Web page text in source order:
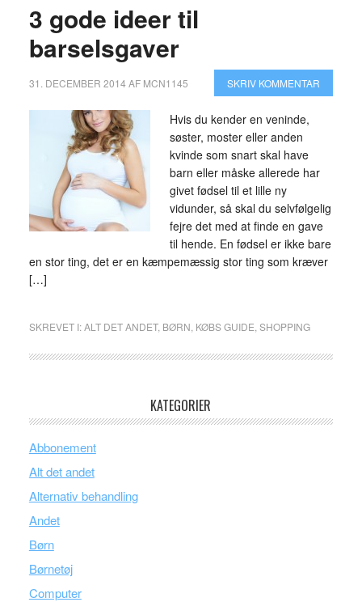
3 gode ideer til
barselsgaver
31. DECEMBER 2014 AF MCN1145 SKRIV KOMMENTAR
Hvis du kender en veninde,
søster, moster eller anden
kvinde som snart skal have
barn eller måske allerede har
givet fødsel til et lille ny
vidunder, så skal du selvfølgelig
fejre det med at finde en gave
til hende. En fødsel er ikke bare
en stor ting, det er en kæmpemæssig stor ting som kræver
[…]
SKREVET I:ALT DET ANDET, BØRN KØBS GUIDE SHOPPING
KATEGORIER
Abbonement
Alt det andet
Alternativ behandling
Andet
Børn
Børnetøj
Computer